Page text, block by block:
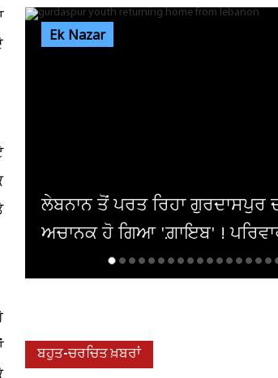
Ek Nazar
ਮਾਂ ਨੇ ਧੀ ਨੂੰ ਫ਼ੋਨ ਚਲਾਉਣ
ਵਿਛ ਗਏ ਸੱਥਰ ! ਹੋਸ਼
ਬਹੁਤ-ਚਰਚਿਤ ਖ਼ਬਰਾਂ